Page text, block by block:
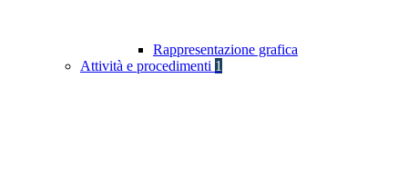
Rappresentazione grafica
Attività e procedimenti 1